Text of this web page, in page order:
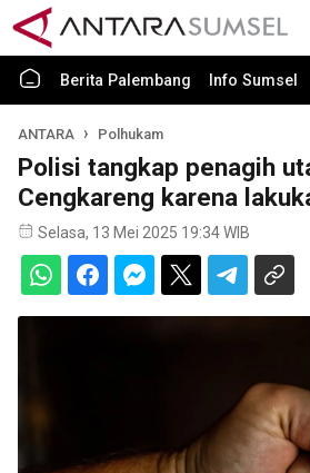
Berita Palembang Info Sumsel
ANTARA Polhukam
Polisi tangkap penagih
Cengkareng karena
Selasa, 13 Mei 2025 19:34 WIB